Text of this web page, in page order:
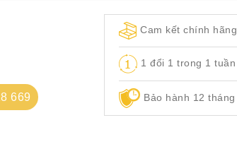
669
Cam kết chính hãng
1 đổi 1 trong 1 tuần
Bảo hành 12 tháng